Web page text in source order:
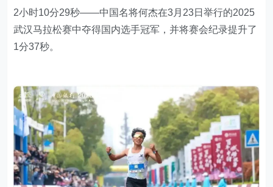
2小时10分29秒——中国名将何杰在3月23日举行的2025
武汉马拉松赛中夺得国内选手冠军，并将赛会纪录提升了
1分37秒。